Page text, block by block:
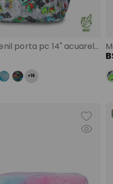
Mochila juvenil porta pc 14" acuarela gris color: gris
+16